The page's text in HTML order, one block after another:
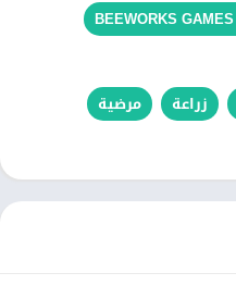
زراعة
مرضية